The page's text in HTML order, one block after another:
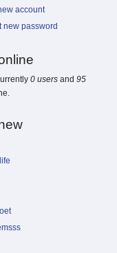
account
new password
0 users and 95